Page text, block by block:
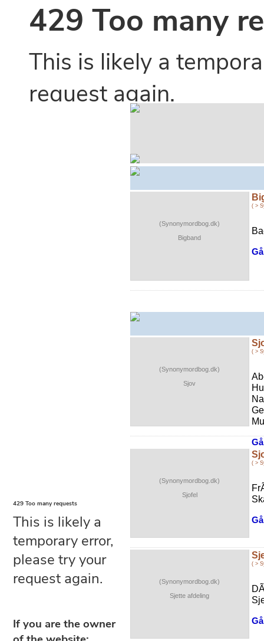
(Synonymordbog.dk)
Bigband
( >
(Synonymordbog.dk)
Sjov
( >
(Synonymordbog.dk)
Sjofel
( >
(Synonymordbog.dk)
Sjette afdeling
( >